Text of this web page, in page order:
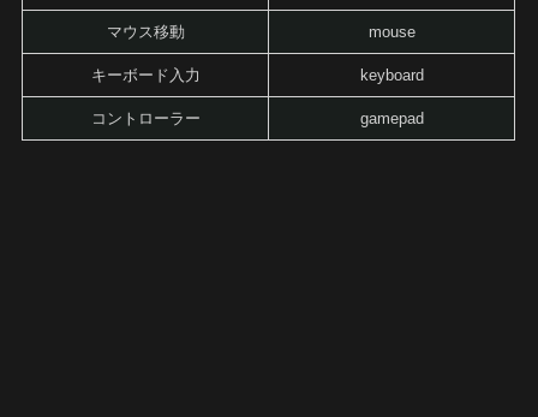
マウス移動 mouse
キーボード入力 keyboard
コントローラー gamepad